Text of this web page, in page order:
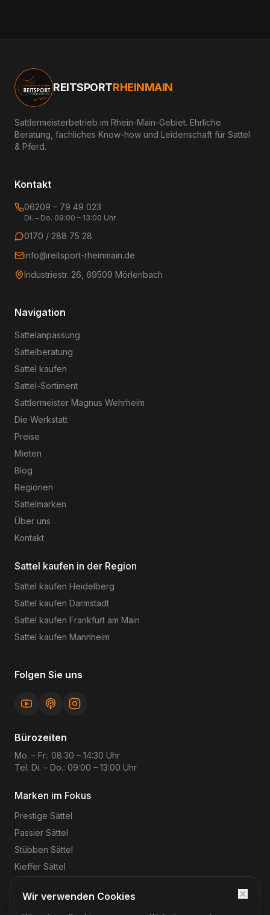
REITSPORTRHEINMAIN
Sattlermeisterbetrieb im Rhein-Main-Gebiet. Ehrliche
Beratung, fachliches Know-how und Leidenschaft für Sattel
& Pferd.
Kontakt
06209 – 79 49 023
Di. – Do. 09:00 – 13:00 Uhr
0170 / 288 75 28
info@reitsport-rheinmain.de
Industriestr. 26, 69509 Mörlenbach
Navigation
Sattelanpassung
Sattelberatung
Sattel kaufen
Sattel-Sortiment
Sattlermeister Magnus Wehrheim
Die Werkstatt
Preise
Mieten
Blog
Regionen
Sattelmarken
Über uns
Kontakt
Sattel kaufen in der Region
Sattel kaufen Heidelberg
Sattel kaufen Darmstadt
Sattel kaufen Frankfurt am Main
Sattel kaufen Mannheim
Folgen Sie uns
Bürozeiten
Mo. – Fr.: 08:30 – 14:30 Uhr
Tel. Di. – Do.: 09:00 – 13:00 Uhr
Marken im Fokus
Prestige Sättel
Passier Sättel
Stübben Sättel
Kieffer Sättel
Wir verwenden Cookies